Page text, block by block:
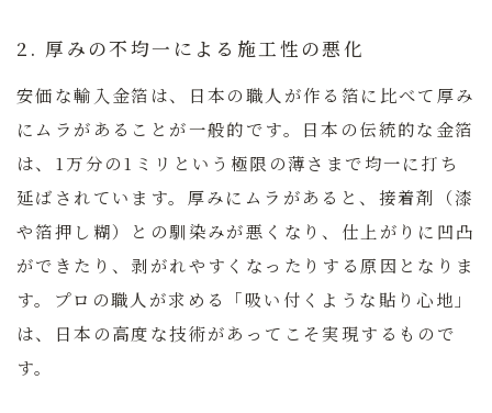
2. 厚みの不均一による施工性の悪化
安価な輸入金箔は、日本の職人が作る箔に比べて厚み
にムラがあることが一般的です。日本の伝統的な金箔
は、1万分の1ミリという極限の薄さまで均一に打ち
延ばされています。厚みにムラがあると、接着剤（漆
や箔押し糊）との馴染みが悪くなり、仕上がりに凹凸
ができたり、剥がれやすくなったりする原因となりま
す。プロの職人が求める「吸い付くような貼り心地」
は、日本の高度な技術があってこそ実現するもので
す。